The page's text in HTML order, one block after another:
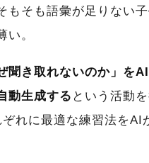
もそも語彙が足りない
。
聞き取れないのか」を
動生成する という活動
れに最適な練習法をAI